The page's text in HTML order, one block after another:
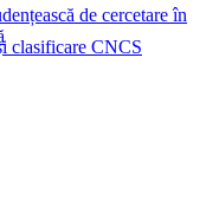
de cercetare în
clasificare CNCS